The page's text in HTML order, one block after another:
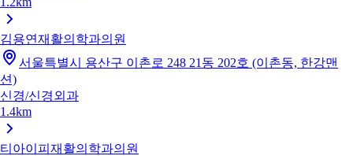
김용연재활의학과의원
서울특별시 용산구 이촌로 248 21동 202호 (이촌동, 한강맨
션)
신경/신경외과
1.4km
티아이피재활의학과의원